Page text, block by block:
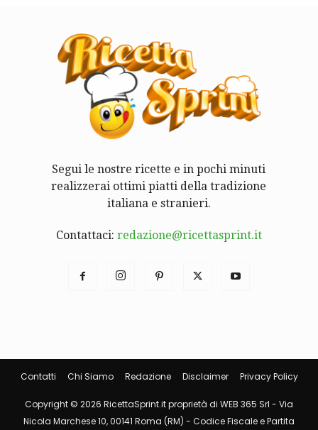
Segui le nostre ricette e in pochi minuti
realizzerai ottimi piatti della tradizione
italiana e stranieri.
Contattaci: redazione@ricettasprint.it
Contatti Chi Siamo Redazione Disclaimer Privacy Policy
Copyright © 2026 RicettaSprint.it proprietà di WEB 365 Srl - Via
Nicola Marchese 10, 00141 Roma (RM) - Codice Fiscale e Partita